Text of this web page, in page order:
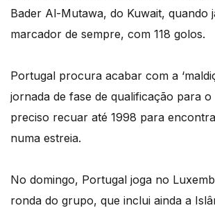
Bader Al-Mutawa, do Kuwait, quando
marcador de sempre, com 118 golos.
Portugal procura acabar com a
jornada de fase de qualificação para
preciso recuar até 1998 para
numa estreia.
No domingo, Portugal joga no
ronda do grupo, que inclui ainda a